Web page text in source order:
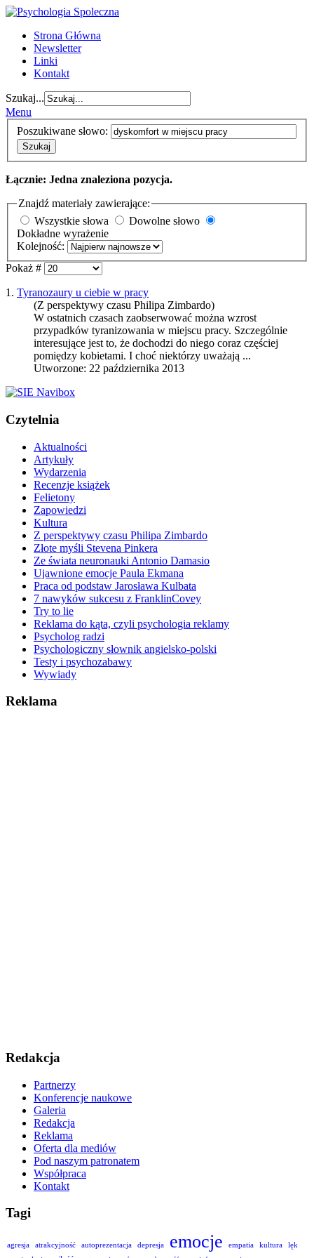
Strona Główna
Newsletter
Linki
Kontakt
Szukaj...
Menu
Poszukiwane słowo:
Szukaj
Łącznie: Jedna znaleziona pozycja.
Znajdź materiały zawierające:
Wszystkie słowa
Dowolne słowo
Dokładne wyrażenie
Kolejność:
Pokaż #
1. Tyranozaury u ciebie w pracy
(Z perspektywy czasu Philipa Zimbardo)
W ostatnich czasach zaobserwować można wzrost
przypadków tyranizowania w miejscu pracy. Szczególnie
interesujące jest to, że dochodzi do niego coraz częściej
pomiędzy kobietami. I choć niektórzy uważają ...
Utworzone: 22 października 2013
Czytelnia
Aktualności
Artykuły
Wydarzenia
Recenzje książek
Felietony
Zapowiedzi
Kultura
Z perspektywy czasu Philipa Zimbardo
Złote myśli Stevena Pinkera
Ze świata neuronauki Antonio Damasio
Ujawnione emocje Paula Ekmana
Praca od podstaw Jarosława Kulbata
7 nawyków sukcesu z FranklinCovey
Try to lie
Reklama do kąta, czyli psychologia reklamy
Psycholog radzi
Psychologiczny słownik angielsko-polski
Testy i psychozabawy
Wywiady
Reklama
Redakcja
Partnerzy
Konferencje naukowe
Galeria
Redakcja
Reklama
Oferta dla mediów
Pod naszym patronatem
Współpraca
Kontakt
Tagi
agresja atrakcyjność autoprezentacja depresja emocje empatia kultura
lęk